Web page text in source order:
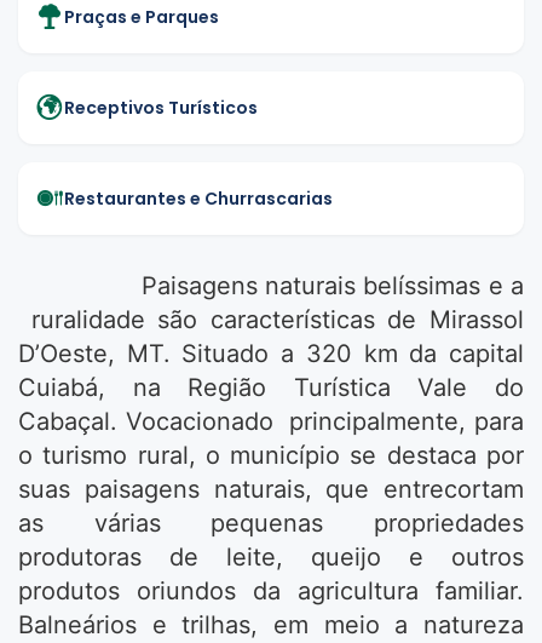
Praças e Parques
Receptivos Turísticos
Restaurantes e Churrascarias
Paisagens naturais belíssimas e a
ruralidade são características de Mirassol
D’Oeste, MT. Situado a 320 km da capital
Cuiabá, na Região Turística Vale do
Cabaçal. Vocacionado principalmente, para
o turismo rural, o município se destaca por
suas paisagens naturais, que entrecortam
as várias pequenas propriedades
produtoras de leite, queijo e outros
produtos oriundos da agricultura familiar.
Balneários e trilhas, em meio a natureza